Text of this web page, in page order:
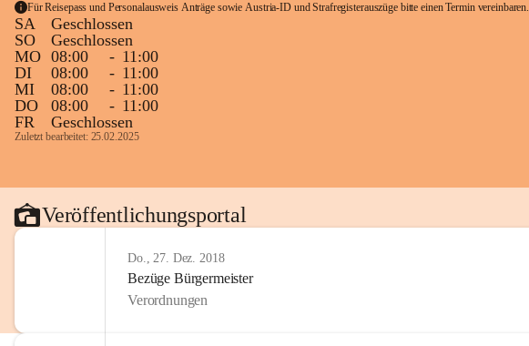
Für Reisepass und Personalausweis Anträge sowie Austria-ID und Strafregisterauszüge bitte einen Termin vereinbaren.
SA
Geschlossen
SO
Geschlossen
MO 08:00 - 11:00
DI
08:00 - 11:00
MI
08:00 - 11:00
DO
08:00 - 11:00
FR
Geschlossen
Zuletzt bearbeitet: 25.02.2025
Veröffentlichungsportal
Do., 27. Dez. 2018
Bezüge Bürgermeister
Verordnungen